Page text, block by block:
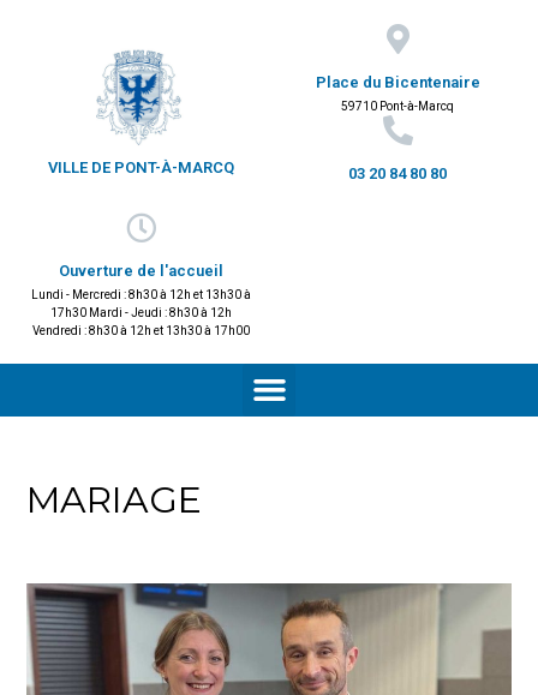
VILLE DE PONT-À-MARCQ
Place du Bicentenaire
59710 Pont-à-Marcq
03 20 84 80 80
Ouverture de l'accueil
Lundi - Mercredi : 8h30 à 12h et 13h30 à
17h30 Mardi - Jeudi : 8h30 à 12h
Vendredi : 8h30 à 12h et 13h30 à 17h00
MARIAGE